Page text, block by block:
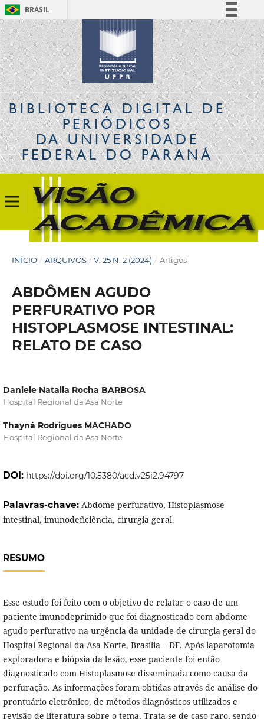
BRASIL
Simplifique!
Comunica BR
Participe
Acesso à informação
Legislação
Canais
BIBLIOTECA DIGITALDE
PERIÓDICOS
DA UNIVERSIDADE
FEDERAL DO PARANÁ
INÍCIO / ARQUIVOS / V. 25 N. 2 (2024) / Artigos
ABDÔMEN AGUDO
PERFURATIVO POR
HISTOPLASMOSE INTESTINAL:
RELATO DE CASO
Daniele Natalia Rocha BARBOSA
Hospital Regional da Asa Norte
Thayná Rodrigues MACHADO
Hospital Regional da Asa Norte
DOI: https://doi.org/10.5380/acd.v25i2.94797
Palavras-chave: Abdome perfurativo, Histoplasmose
intestinal, imunodeficiência, cirurgia geral.
RESUMO
Esse estudo foi feito com o objetivo de relatar o caso de um
paciente imunodeprimido que foi diagnosticado com abdome
agudo perfurativo na urgência da unidade de cirurgia geral do
Hospital Regional da Asa Norte, Brasília – DF. Após laparotomia
exploradora e biópsia da lesão, esse paciente foi então
diagnosticado com Histoplasmose disseminada como causa da
perfuração. As informações foram obtidas através de análise do
prontuário eletrônico, de métodos diagnósticos utilizados e
revisão de literatura sobre o tema. Trata-se de caso raro, sendo